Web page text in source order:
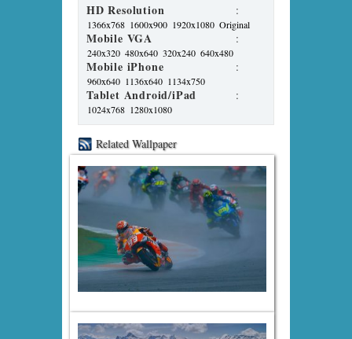
HD Resolution :
1366x768 1600x900 1920x1080 Original
Mobile VGA :
240x320 480x640 320x240 640x480
Mobile iPhone :
960x640 1136x640 1134x750
Tablet Android/iPad :
1024x768 1280x1080
Related Wallpaper